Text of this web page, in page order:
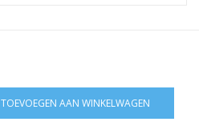
TOEVOEGEN AAN WINKELWAGEN